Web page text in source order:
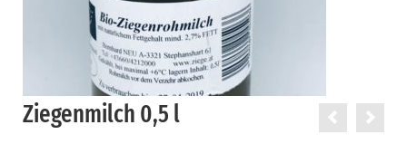
Ziegenmilch 0,5 l